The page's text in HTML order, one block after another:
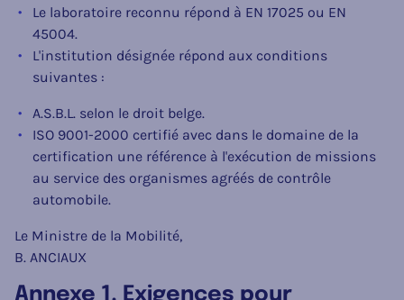
Le laboratoire reconnu répond à EN 17025 ou EN
45004.
L'institution désignée répond aux conditions
suivantes :
A.S.B.L. selon le droit belge.
ISO 9001-2000 certifié avec dans le domaine de la
certification une référence à l'exécution de missions
au service des organismes agréés de contrôle
automobile.
Le Ministre de la Mobilité,
B. ANCIAUX
Annexe 1. Exigences pour